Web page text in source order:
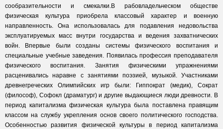
сообразительности и смекалки.В рабовладельческом обществе
физическая культура приобрела классовый характер и военную
направленность. Она использовалась для подавления недовольства
эксплуатируемых масс внутри государства и ведения захватнических
войн. Впервые были созданы системы физического воспитания и
специальные учебные заведения. Появилась профессия преподавателя
физического воспитания. Занятия физическими упражнениями
расценивались наравне с занятиями поэзией, музыкой. Участниками
древнегреческих Олимпийских игр были: Гиппократ (медик), Сократ
(философ), Софокл (драматург) и другие выдающиеся люди древности. В
период капитализма физическая культура была поставлена правящим
классом на службу укрепления основ своего политического господства.
Особенностью развития физической культуры в период капитализма